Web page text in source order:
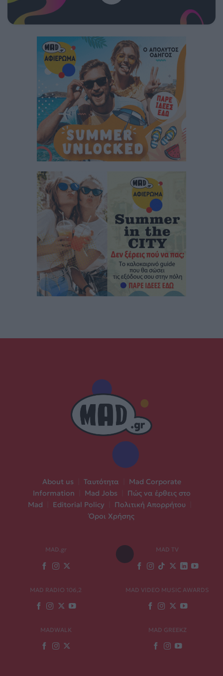
About us Ταυτότητα
Mad Corporate
Information
Mad Jobs
Πώς να έρθεις στο
Mad
Editorial Policy Πολιτική Απορρήτου
Όροι Χρήσης
MAD.gr MAD TV
MAD RADIO 106,2 MAD VIDEO MUSIC AWARDS
MADWALK MAD GREEKZ